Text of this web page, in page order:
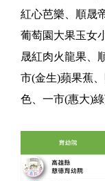
紅心芭樂、順晟
葡萄園大果玉女
晟紅肉火龍果、
市(金生)蘋果蕉
色、一市(惠大)